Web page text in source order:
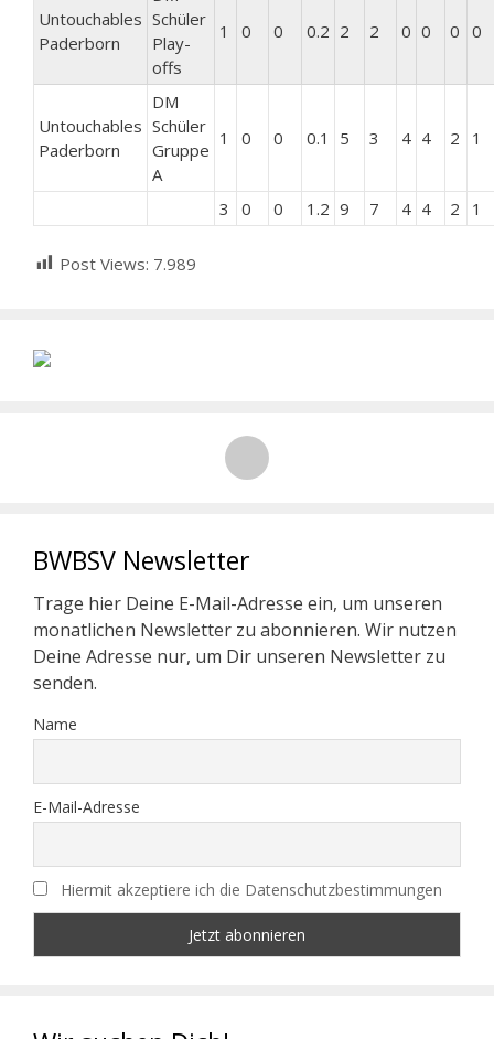
Untouchables
Paderborn
Schüler
Play-
offs
1 0 0 0.2 2 2 0 0 0 0
Untouchables
Paderborn
DM
Schüler
Gruppe
A
1 0 0 0.1 5 3 4 4 2 1
3 0 0 1.2 9 7 4 4 2 1
Post Views: 7.989
BWBSV Newsletter
Trage hier Deine E-Mail-Adresse ein, um unseren
monatlichen Newsletter zu abonnieren. Wir nutzen
Deine Adresse nur, um Dir unseren Newsletter zu
senden.
Name
E-Mail-Adresse
Hiermit akzeptiere ich die Datenschutzbestimmungen